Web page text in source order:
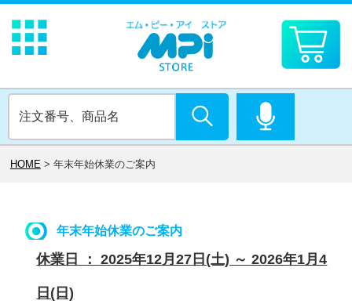
HOME > 年末年始休業のご案内
年末年始休業のご案内
休業日 ： 2025年12月27日(土) ～ 2026年1月4
日(日)